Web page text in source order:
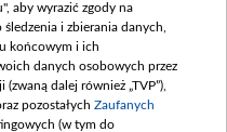
wewnętrznych
aby wyrazić zgody na
i zbierania danych,
końcowym i ich
danych osobowych przez
dalej również „TVP”),
pozostałych Zaufanych
(w tym do